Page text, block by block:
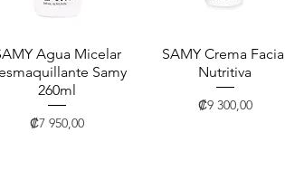
Vista rápida
Agua Micelar
Samy
260ml
Precio
₡7 950,00
Vista rápida
SAMY Crema Facial
Nutritiva
Precio
₡9 300,00